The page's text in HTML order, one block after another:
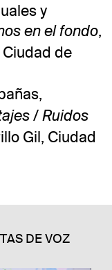
y
en el fondo,
de
/ Ruidos
Gil, Ciudad
DE VOZ